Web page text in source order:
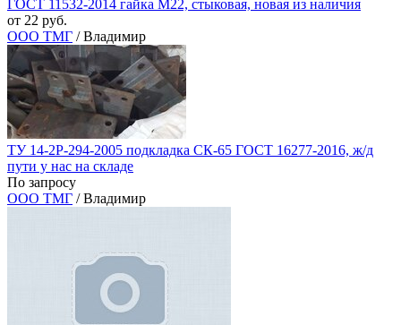
ГОСТ 11532-2014 гайка М22, стыковая, новая из наличия
от 22 руб.
ООО ТМГ / Владимир
ТУ 14-2Р-294-2005 подкладка СК-65 ГОСТ 16277-2016, ж/д
пути у нас на складе
По запросу
ООО ТМГ / Владимир